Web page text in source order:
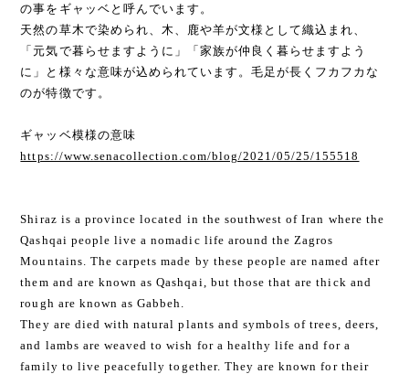
の事をギャッベと呼んでいます。
天然の草木で染められ、木、鹿や羊が文様として織込まれ、
「元気で暮らせますように」「家族が仲良く暮らせますよう
に」と様々な意味が込められています。毛足が長くフカフカな
のが特徴です。
ギャッベ模様の意味
https://www.senacollection.com/blog/2021/05/25/155518
Shiraz is a province located in the southwest of Iran where the
Qashqai people live a nomadic life around the Zagros
Mountains. The carpets made by these people are named after
them and are known as Qashqai, but those that are thick and
rough are known as Gabbeh.
They are died with natural plants and symbols of trees, deers,
and lambs are weaved to wish for a healthy life and for a
family to live peacefully together. They are known for their